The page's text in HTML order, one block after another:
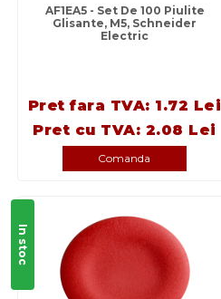
AF1EA5 - Set De 100 Piulite
Glisante, M5, Schneider
Electric
Pret fara TVA: 1.72 Lei
Pret cu TVA: 2.08 Lei
Comanda
In stoc